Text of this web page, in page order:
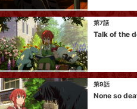
第7話
Talk of the
第9話
None so